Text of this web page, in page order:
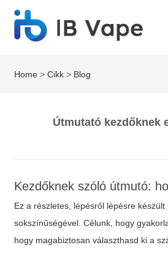
Home >Cikk > Blog
Útmutató kezdőknek
Kezdőknek szóló útmutó:
Ez a részletes, lépésről lépésre
sokszínűségével. Célunk, hogy
hogy magabiztosan választhasd ki a